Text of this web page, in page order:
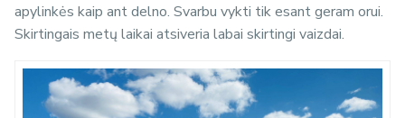
apylinkės kaip ant delno. Svarbu vykti tik esant geram orui.
Skirtingais metų laikai atsiveria labai skirtingi vaizdai.